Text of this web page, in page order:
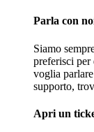
Parla con
Siamo
preferisci per
voglia
supporto,
Apri un